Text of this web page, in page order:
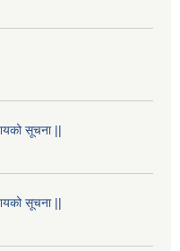
सूचना ||
सूचना ||